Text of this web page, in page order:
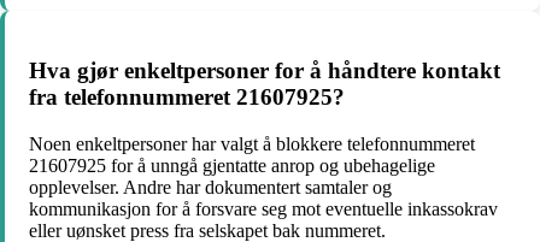
Hva gjør enkeltpersoner for å håndtere kontakt
fra telefonnummeret 21607925?
Noen enkeltpersoner har valgt å blokkere telefonnummeret
21607925 for å unngå gjentatte anrop og ubehagelige
opplevelser. Andre har dokumentert samtaler og
kommunikasjon for å forsvare seg mot eventuelle inkassokrav
eller uønsket press fra selskapet bak nummeret.